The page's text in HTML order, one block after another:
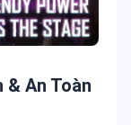
& An Toàn